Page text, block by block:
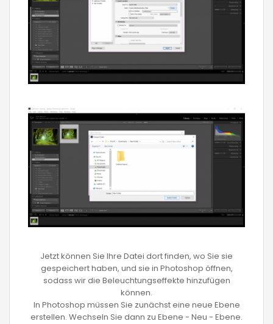
Jetzt können Sie Ihre Datei dort finden, wo Sie sie
gespeichert haben, und sie in Photoshop öffnen,
sodass wir die Beleuchtungseffekte hinzufügen
können.
In Photoshop müssen Sie zunächst eine neue Ebene
erstellen. Wechseln Sie dann zu Ebene - Neu - Ebene.